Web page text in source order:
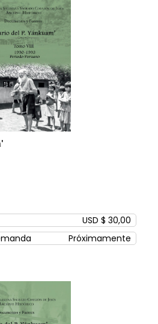
USD $ 30,00
Próximamente